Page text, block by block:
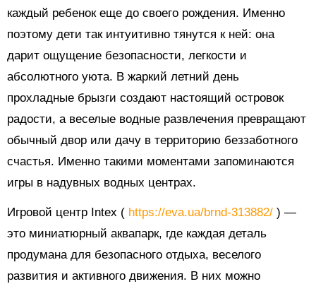
каждый ребенок еще до своего рождения. Именно
поэтому дети так интуитивно тянутся к ней: она
дарит ощущение безопасности, легкости и
абсолютного уюта. В жаркий летний день
прохладные брызги создают настоящий островок
радости, а веселые водные развлечения превращают
обычный двор или дачу в территорию беззаботного
счастья. Именно такими моментами запоминаются
игры в надувных водных центрах.
Игровой центр Intex ( https://eva.ua/brnd-313882/ ) —
это миниатюрный аквапарк, где каждая деталь
продумана для безопасного отдыха, веселого
развития и активного движения. В них можно